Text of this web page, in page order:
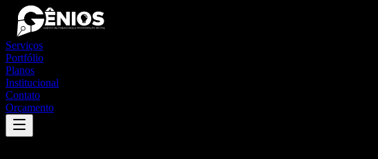
Serviços
Portfólio
Planos
Institucional
Contato
Orçamento